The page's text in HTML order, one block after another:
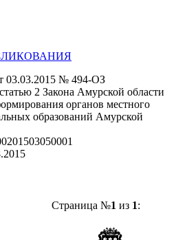
03.03.2015 № 494-ОЗ
2 Закона Амурской области
органов местного
образований Амурской
Страница №1 из 1: